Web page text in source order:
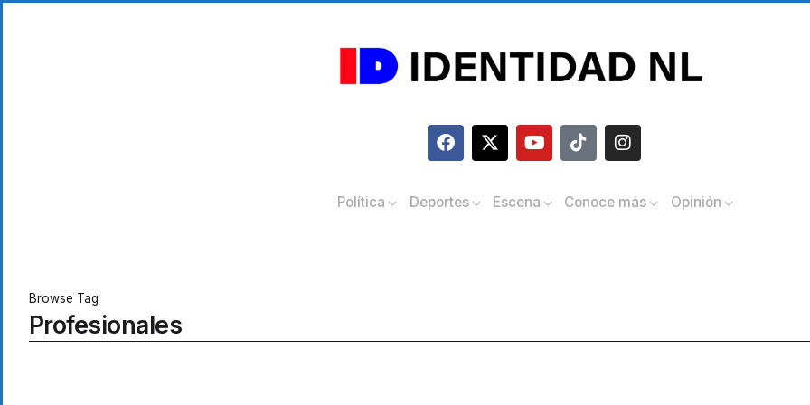
Política Deportes Escena Conoce más Opinión
Browse Tag
Profesionales